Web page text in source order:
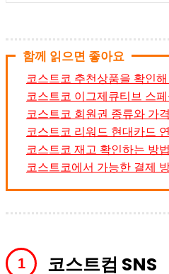
함께 읽으면 좋아요
코스트코 추천상품을 확인
코스트코 이그제큐티브 스
코스트코 회원권 종류와 가
코스트코 리워드 현대카드
코스트코 재고 확인하는 방법
코스트코에서 가능한 결제
코스트컴 SNS